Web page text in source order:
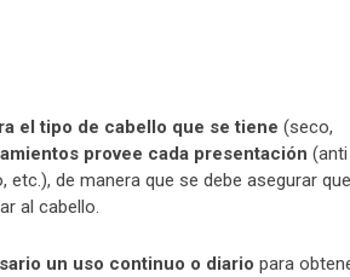
el tipo de cabello que se tiene (seco,
provee cada presentación (anti
de manera que se debe asegurar que
al cabello.
un uso continuo o diario para